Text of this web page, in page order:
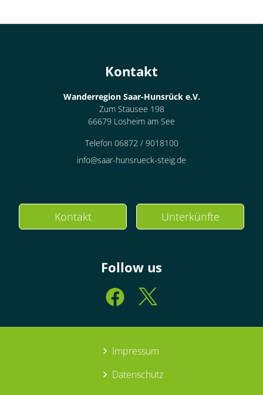
Kontakt
Wanderregion Saar-Hunsrück e.V.
Zum Stausee 198
66679 Losheim am See
Telefon 06872 / 9018100
info@saar-hunsrueck-steig.de
Kontakt Unterkünfte
Follow us
Impressum
Datenschutz